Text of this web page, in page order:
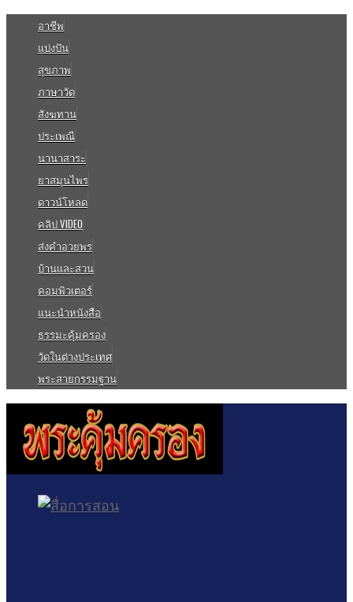
อาชีพ
แบ่งปัน
สุขภาพ
ภาษาวัด
สังฆทาน
ประเพณี
นานาสาระ
ยาสมุนไพร
ดาวน์โหลด
คลิป VIDEO
ส่งคำอวยพร
บ้านและสวน
คอมพิวเตอร์
แนะนำหนังสือ
ธรรมะคุ้มครอง
วัดในต่างประเทศ
พระสายกรรมฐาน